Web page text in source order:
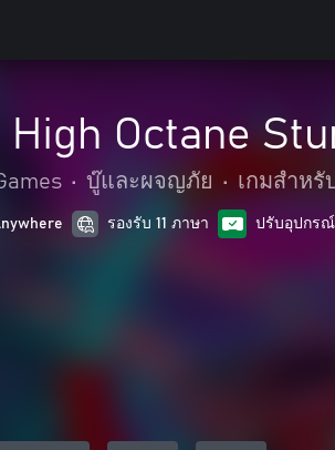
High Octane
• บู๊และผจญภัย • เกมสำหรั
รองรับ 11 ภาษา ปรับอุปกรณ์